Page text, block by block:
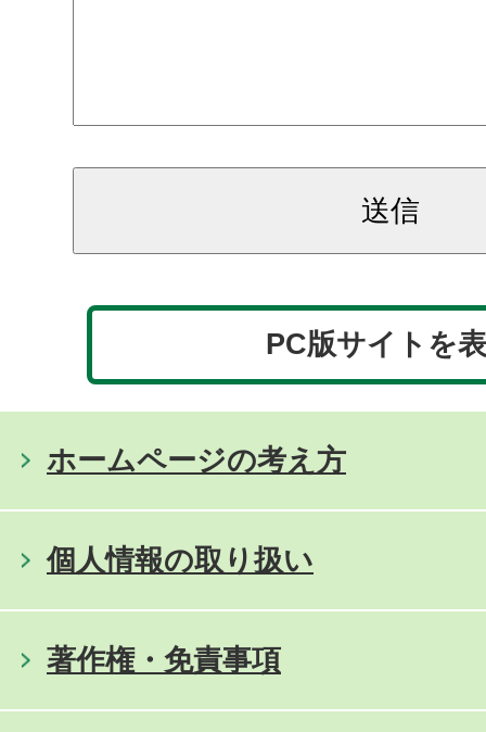
PC版サイトを
ホームページの考え方
個人情報の取り扱い
著作権・免責事項